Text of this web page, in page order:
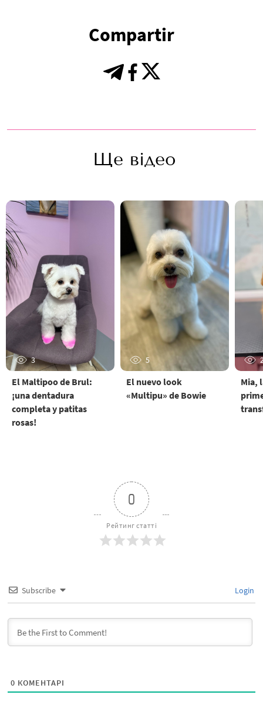
Compartir
Ще відео
3
El Maltipoo de Brul:
¡una dentadura
completa y patitas
rosas!
5
El nuevo look
«Multipu» de Bowie
Mia,
0
Рейтинг статті
Subscribe Login
0 КОМЕНТАРІ